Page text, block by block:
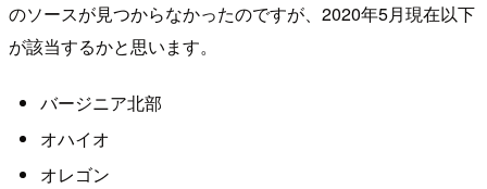
のソースが見つからなかったのですが、2020年5月現在以下
が該当するかと思います。
バージニア北部
オハイオ
オレゴン